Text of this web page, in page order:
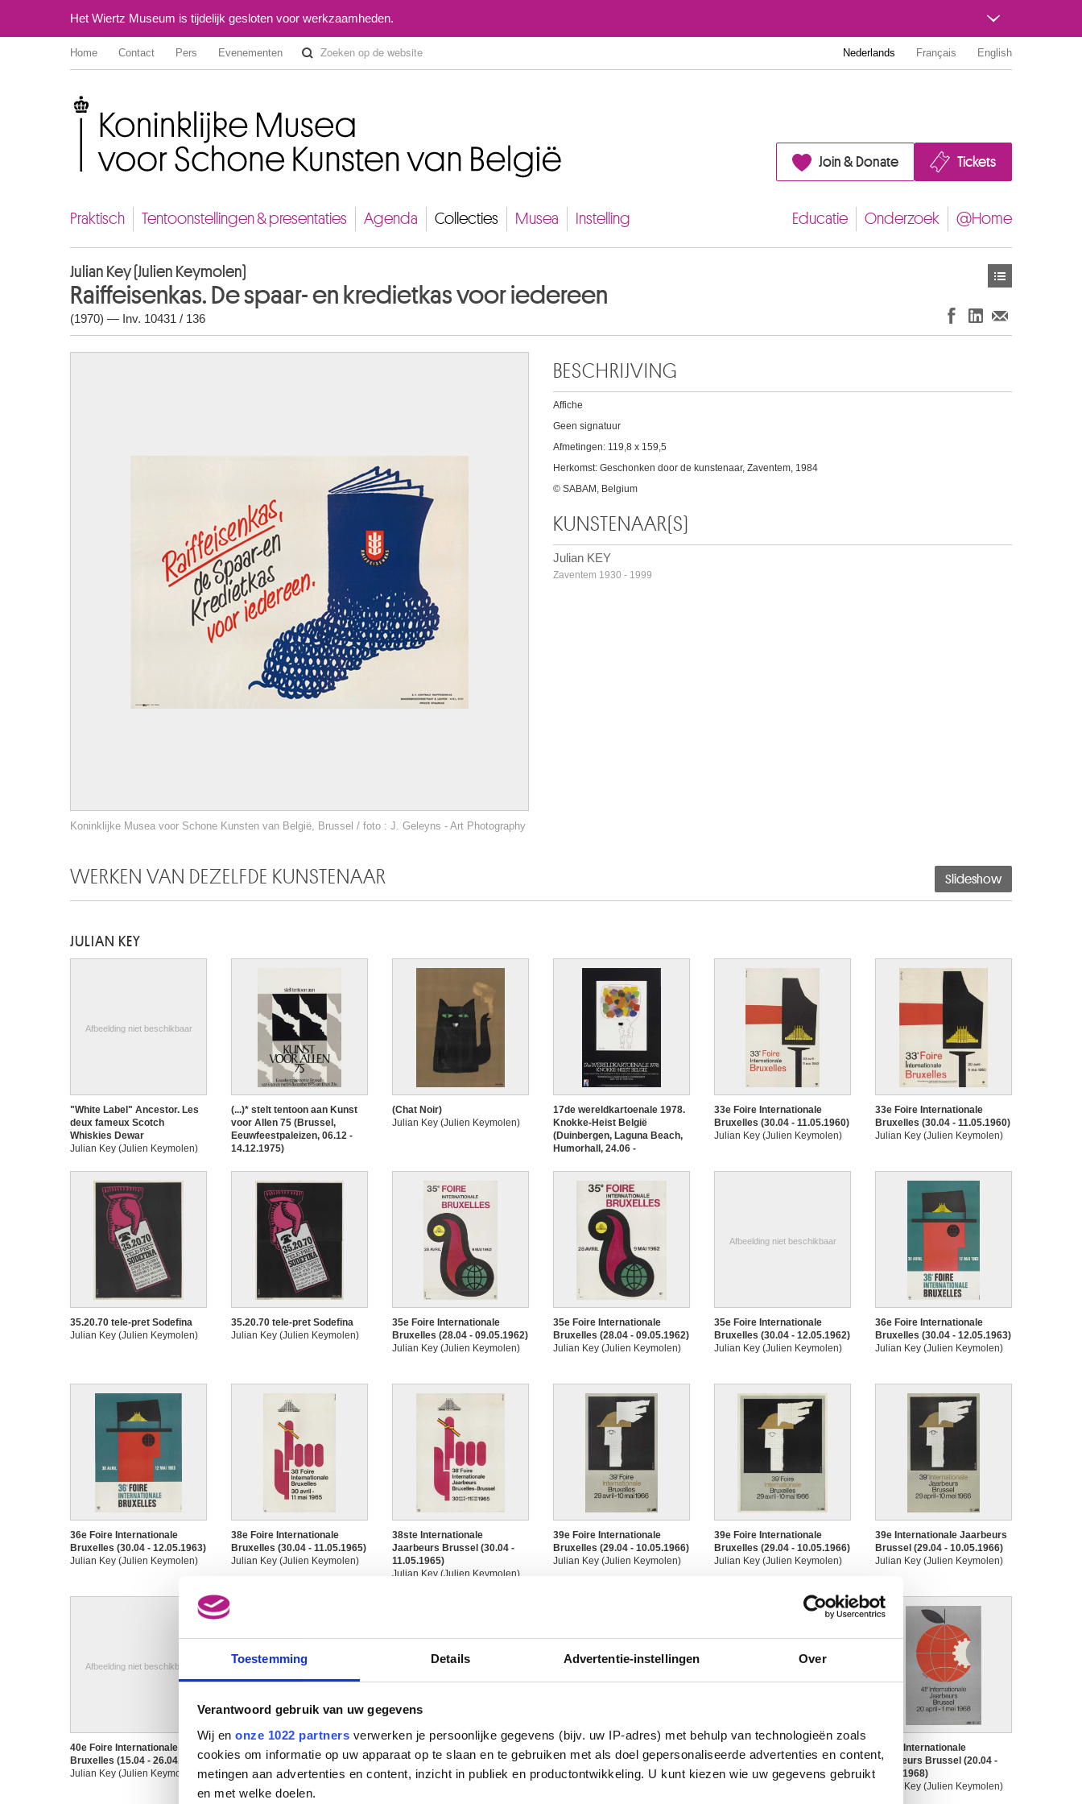
Toestemming Details Advertentie-instellingen Over
Verantwoord gebruik van uw gegevens
Wij en onze 1022 partners verwerken je persoonlijke gegevens (bijv. uw IP-adres) met behulp van technologieën zoals
cookies om informatie op uw apparaat op te slaan en te gebruiken met als doel gepersonaliseerde advertenties en content,
metingen aan advertenties en content, inzicht in publiek en productontwikkeling. U kunt kiezen wie uw gegevens gebruikt
en met welke doelen.
Het Wiertz Museum is tijdelijk gesloten voor werkzaamheden.
Home Contact Pers Evenementen Nederlands Français English
Join & Donate Tickets
Praktisch Tentoonstellingen & presentaties Agenda Collecties Musea Instelling Educatie Onderzoek @Home
Julian Key (Julien Keymolen)
Raiffeisenkas. De spaar- en kredietkas voor iedereen
(1970) — Inv. 10431 / 136
Koninklijke Musea voor Schone Kunsten van België, Brussel / foto : J. Geleyns - Art Photography
BESCHRIJVING
Affiche
Geen signatuur
Afmetingen: 119,8 x 159,5
Herkomst: Geschonken door de kunstenaar, Zaventem, 1984
© SABAM, Belgium
KUNSTENAAR(S)
Julian KEY
Zaventem 1930 - 1999
WERKEN VAN DEZELFDE KUNSTENAAR Slideshow
JULIAN KEY
Afbeelding niet beschikbaar
"White Label" Ancestor. Les
deux fameux Scotch
Whiskies Dewar
Julian Key (Julien Keymolen)
(...)* stelt tentoon aan Kunst
voor Allen 75 (Brussel,
Eeuwfeestpaleizen, 06.12 -
14.12.1975)
(Chat Noir)
Julian Key (Julien Keymolen)
17de wereldkartoenale 1978.
Knokke-Heist België
(Duinbergen, Laguna Beach,
Humorhall, 24.06 -
Julian Key (Julien Keymolen)
33e Foire Internationale
Bruxelles (30.04 - 11.05.1960)
Julian Key (Julien Keymolen)
33e Foire Internationale
Bruxelles (30.04 - 11.05.1960)
Julian Key (Julien Keymolen)
35.20.70 tele-pret Sodefina
Julian Key (Julien Keymolen)
35.20.70 tele-pret Sodefina
Julian Key (Julien Keymolen)
35e Foire Internationale
Bruxelles (28.04 - 09.05.1962)
Julian Key (Julien Keymolen)
35e Foire Internationale
Bruxelles (28.04 - 09.05.1962)
Julian Key (Julien Keymolen)
Afbeelding niet beschikbaar
35e Foire Internationale
Bruxelles (30.04 - 12.05.1962)
Julian Key (Julien Keymolen)
36e Foire Internationale
Bruxelles (30.04 - 12.05.1963)
Julian Key (Julien Keymolen)
36e Foire Internationale
Bruxelles (30.04 - 12.05.1963)
Julian Key (Julien Keymolen)
38e Foire Internationale
Bruxelles (30.04 - 11.05.1965)
Julian Key (Julien Keymolen)
38ste Internationale
Jaarbeurs Brussel (30.04 -
11.05.1965)
Julian Key (Julien Keymolen)
39e Foire Internationale
Bruxelles (29.04 - 10.05.1966)
Julian Key (Julien Keymolen)
39e Foire Internationale
Bruxelles (29.04 - 10.05.1966)
Julian Key (Julien Keymolen)
39e Internationale Jaarbeurs
Brussel (29.04 - 10.05.1966)
Julian Key (Julien Keymolen)
Afbeelding niet beschikbaar
40e Foire Internationale
Bruxelles (15.04 - 26.04.1967)
Julian Key (Julien Keymolen)
40e Foire Internationale
Bruxelles (15.04 - 26.04.1976)
Julian Key (Julien Keymolen)
40ste Internationale
Jaarbeurs Brussel (15.04 -
26.04.1967)
41e Foire Internationale
Bruxelles (20.04 - 01.05.1968)
Julian Key (Julien Keymolen)
41e Foire Internationale
Bruxelles (20.04 - 01.05.1968)
Julian Key (Julien Keymolen)
41ste Internationale
Jaarbeurs Brussel (20.04 -
01.05.1968)
Julian Key (Julien Keymolen)